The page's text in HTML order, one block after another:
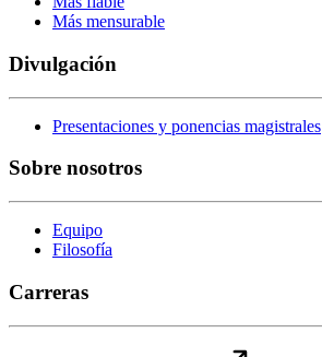
Más mensurable
Divulgación
Presentaciones y ponencias magistrales
Sobre nosotros
Equipo
Filosofía
Carreras